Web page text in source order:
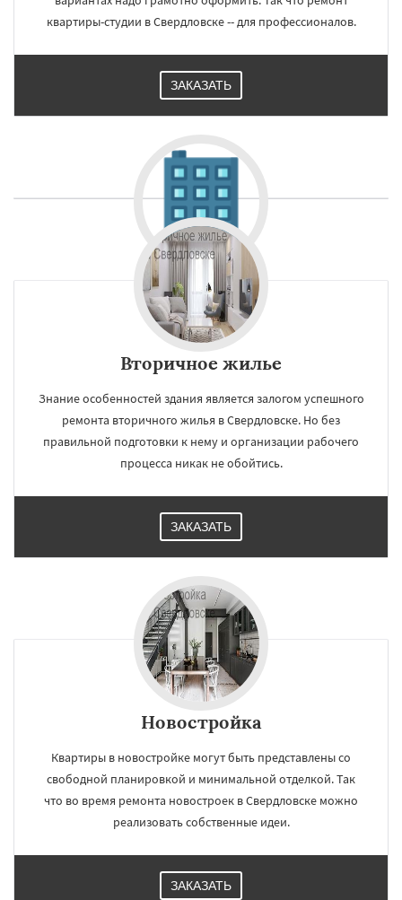
Работаем по
регионам
Северный Софрино Томилино Тучково
Удельная Фосфоритный
Хорлово
Шаховская
квартиры-студии в Свердловске -- для профессионалов.
ЗАКАЗАТЬ
Вторичное жилье
Знание особенностей здания является залогом успешного
ремонта вторичного жилья в Свердловске. Но без
правильной подготовки к нему и организации рабочего
процесса никак не обойтись.
ЗАКАЗАТЬ
Новостройка
Квартиры в новостройке могут быть представлены со
свободной планировкой и минимальной отделкой. Так
что во время ремонта новостроек в Свердловске можно
реализовать собственные идеи.
ЗАКАЗАТЬ
УЗНАТЬ ПОДРОБНЕЕ
Даю согласие на обработку персональных данных